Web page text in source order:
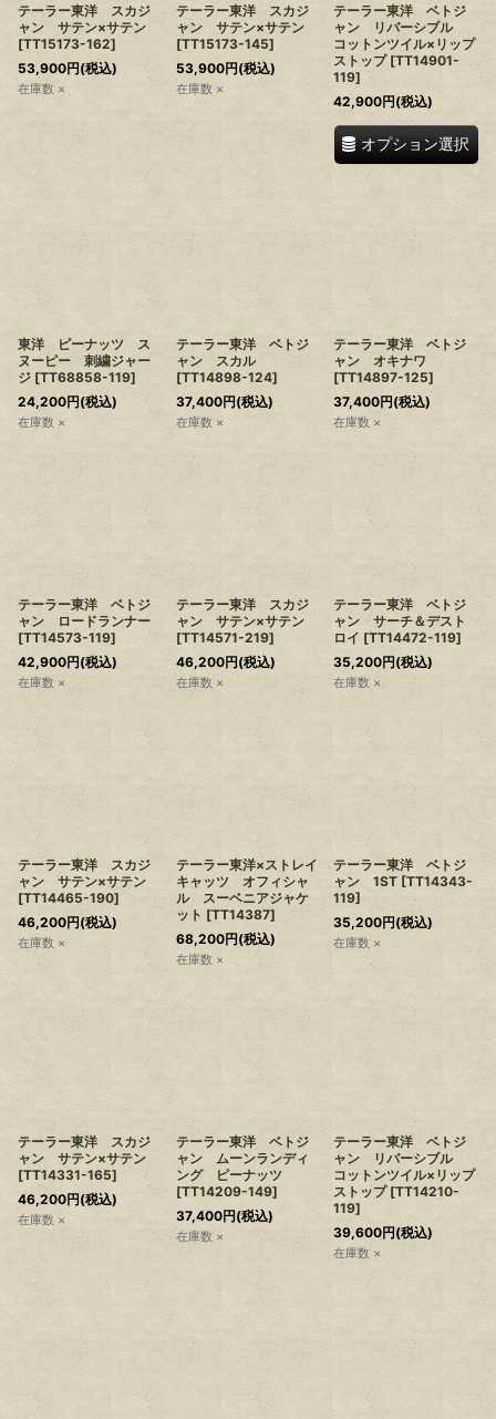
テーラー東洋 スカジ
ャン サテン×サテン
[TT15173-162]
53,900円(税込)
在庫数 ×
テーラー東洋 スカジ
ャン サテン×サテン
[TT15173-145]
53,900円(税込)
在庫数 ×
テーラー東洋 ベトジ
ャン リバーシブル
コットンツイル×リップ
ストップ [TT14901-
119]
42,900円(税込)
オプション選択
東洋 ピーナッツ ス
ヌーピー 刺繍ジャー
ジ [TT68858-119]
24,200円(税込)
在庫数 ×
テーラー東洋 ベトジ
ャン スカル
[TT14898-124]
37,400円(税込)
在庫数 ×
テーラー東洋 ベトジ
ャン オキナワ
[TT14897-125]
37,400円(税込)
在庫数 ×
テーラー東洋 ベトジ
ャン ロードランナー
[TT14573-119]
42,900円(税込)
在庫数 ×
テーラー東洋 スカジ
ャン サテン×サテン
[TT14571-219]
46,200円(税込)
在庫数 ×
テーラー東洋 ベトジ
ャン サーチ＆デスト
ロイ [TT14472-119]
35,200円(税込)
在庫数 ×
テーラー東洋 スカジ
ャン サテン×サテン
[TT14465-190]
46,200円(税込)
在庫数 ×
テーラー東洋×ストレイ
キャッツ オフィシャ
ル スーベニアジャケ
ット [TT14387]
68,200円(税込)
在庫数 ×
テーラー東洋 ベトジ
ャン 1ST [TT14343-
119]
35,200円(税込)
在庫数 ×
テーラー東洋 スカジ
ャン サテン×サテン
[TT14331-165]
46,200円(税込)
在庫数 ×
テーラー東洋 ベトジ
ャン ムーンランディ
ング ピーナッツ
[TT14209-149]
37,400円(税込)
在庫数 ×
テーラー東洋 ベトジ
ャン リバーシブル
コットンツイル×リップ
ストップ [TT14210-
119]
39,600円(税込)
在庫数 ×